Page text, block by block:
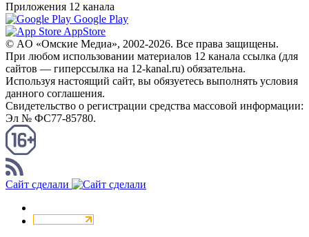
Приложения 12 канала
Google Play
AppStore
© AO «Омские Медиа», 2002-2026. Все права защищены.
При любом использовании материалов 12 канала ссылка (для
сайтов — гиперссылка на 12-kanal.ru) обязательна.
Используя настоящий сайт, вы обязуетесь выполнять условия
данного соглашения.
Свидетельство о регистрации средства массовой информации:
Эл № ФС77-85780.
Сайт сделали